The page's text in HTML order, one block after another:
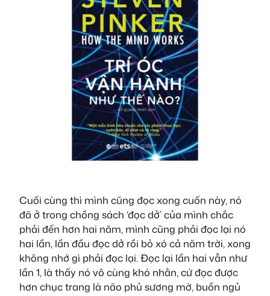
Cuối cùng thì mình cũng đọc xong cuốn này, nó
đã ở trong chồng sách ‘đọc dở’ của mình chắc
phải đến hơn hai năm, mình cũng phải đọc lại nó
hai lần, lần đầu đọc dở rồi bỏ xó cả năm trời, xong
không nhớ gì phải đọc lại. Đọc lại lần hai vẫn như
lần 1, là thấy nó vô cùng khó nhằn, cứ đọc được
hơn chục trang là não phủ sương mờ, buồn ngủ